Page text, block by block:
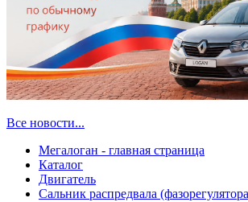
Все новости...
Мегалоган - главная страница
Каталог
Двигатель
Сальник распредвала